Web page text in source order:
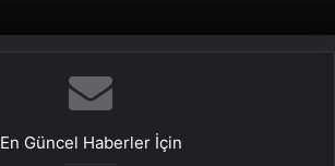
En Güncel Haberler İçin